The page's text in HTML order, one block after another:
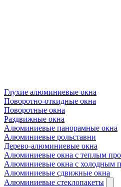
Глухие алюминиевые окна
Поворотно-откидные окна
Поворотные окна
Раздвижные окна
Алюминиевые панорамные окна
Алюминиевые рольставни
Дерево-алюминиевые окна
Алюминиевые окна с теплым
Алюминиевые окна с холодным
Алюминиевые сдвижные окна
Алюминиевые стеклопакеты